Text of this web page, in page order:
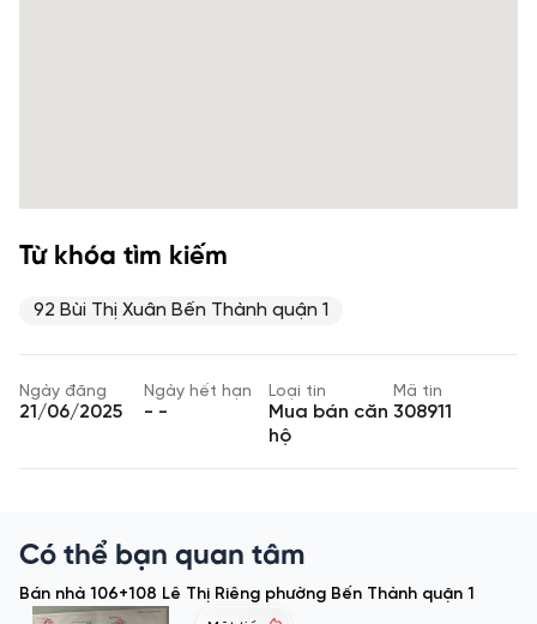
Từ khóa tìm kiếm
92 Bùi Thị Xuân Bến Thành quận 1
Ngày đăng
21/06/2025
Ngày hết hạn
- -
Loại tin
Mua bán căn
hộ
Mã tin
308911
Có thể bạn quan tâm
Bán nhà 106+108 Lê Thị Riêng phường Bến Thành quận 1